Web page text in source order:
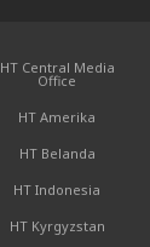
HT Central Media
Office
HT Amerika
HT Belanda
HT Indonesia
HT Kyrgyzstan